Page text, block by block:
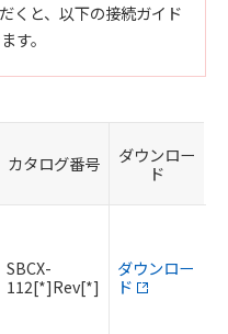
くと、以下の接続ガイド
す。
カタログ番号
ダウンロー
ド
SBCX-
112[*]Rev[*]
ダウンロー
ド